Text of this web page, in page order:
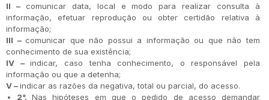
II – comunicar data, local e modo para realizar consulta à
informação, efetuar reprodução ou obter certidão relativa à
informação;
III –comunicar que não possui a informação ou que não tem
conhecimento de sua existência;
IV –indicar, caso tenha conhecimento, o responsável pela
informação ou que a detenha;
V –indicar as razões da negativa, total ou parcial, do acesso.
2°.Nas hipóteses em que o pedido de acesso demandar